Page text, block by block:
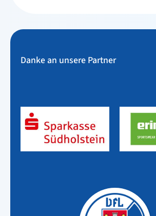
Danke an unsere Partner